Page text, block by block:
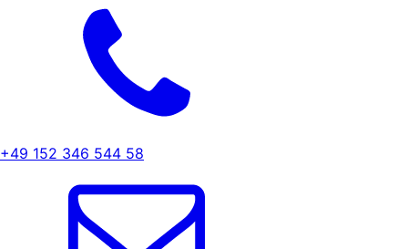
+49 152 346 544 58